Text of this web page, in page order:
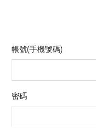
帳號(手機號碼)
密碼